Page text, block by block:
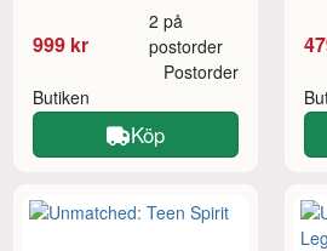
999 kr
2 på
postorder
Butiken
Postorder
Köp